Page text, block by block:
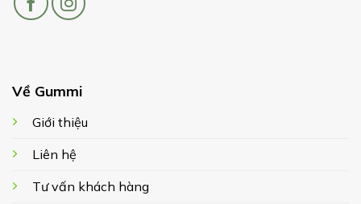
Về Gummi
Giới thiệu
Liên hệ
Tư vấn khách hàng